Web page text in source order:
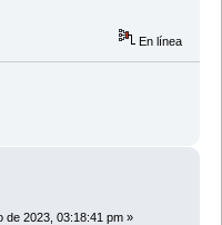
En línea
de 2023, 03:18:41 pm »